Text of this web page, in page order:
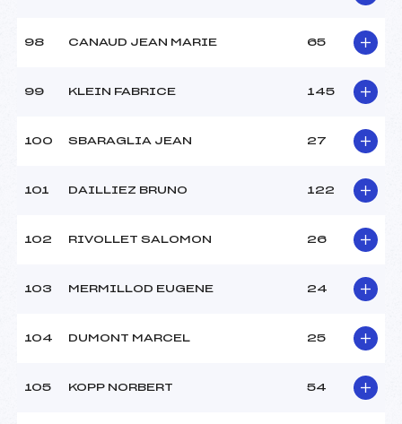
98 CANAUD JEAN MARIE 65
99 KLEIN FABRICE 145
100 SBARAGLIA JEAN 27
101 DAILLIEZ BRUNO 122
102 RIVOLLET SALOMON 26
103 MERMILLOD EUGENE 24
104 DUMONT MARCEL 25
105 KOPP NORBERT 54